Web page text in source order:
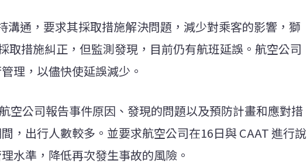
溝通，要求其採取措施解決問題，減少對乘客的影響，獅
取措施糾正，但監測發現，目前仍有航班延誤。航空公司
理，以儘快使延誤減少。
空公司報告事件原因、發現的問題以及預防計畫和應對措
，出行人數較多。並要求航空公司在16日與 CAAT 進行說
水準，降低再次發生事故的風險。